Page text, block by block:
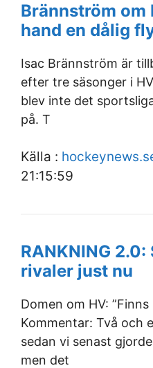
Brännström om
hand en dålig
Isac Brännström är
efter tre säsonger i
blev inte det
på. T
Källa :
21:15:59
RANKNING 2.0:
rivaler just nu
Domen om HV:
Kommentar: Två och
sedan vi senast
men det